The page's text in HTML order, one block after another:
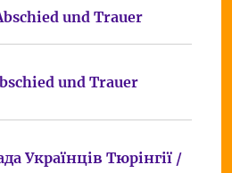
und Trauer
und Trauer
Українців Тюрінгії /